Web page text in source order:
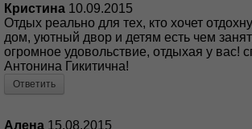
Кристина 10.09.2015
Отдых реально для тех, кто хочет
дом, уютный двор и детям есть чем
огромное удовольствие, отдыхая у вас!
Антонина Гикитична!
Ответить
Алена 15.08.2015